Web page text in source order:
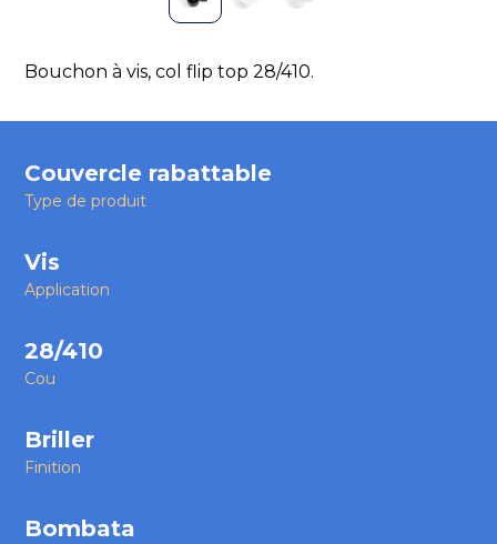
Bouchon à vis, col flip top 28/410.
Couvercle rabattable
Type de produit
Vis
Application
28/410
Cou
Briller
Finition
Bombata